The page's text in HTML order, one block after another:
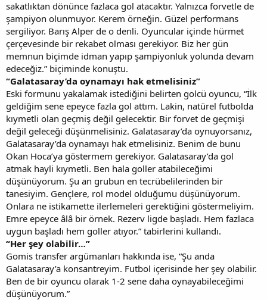
sakatlıktan dönünce fazlaca gol atacaktır. Yalnızca forvetle de
şampiyon olunmuyor. Kerem örneğin. Güzel performans
sergiliyor. Barış Alper de o denli. Oyuncular içinde hürmet
çerçevesinde bir rekabet olması gerekiyor. Biz her gün
memnun biçimde idman yapıp şampiyonluk yolunda devam
edeceğiz.” biçiminde konuştu.
“Galatasaray’da oynamayı hak etmelisiniz”
Eski formunu yakalamak istediğini belirten golcü oyuncu, “İlk
geldiğim sene epeyce fazla gol attım. Lakin, natürel futbolda
kıymetli olan geçmiş değil gelecektir. Bir forvet de geçmişi
değil geleceği düşünmelisiniz. Galatasaray’da oynuyorsanız,
Galatasaray’da oynamayı hak etmelisiniz. Benim de bunu
Okan Hoca’ya göstermem gerekiyor. Galatasaray’da gol
atmak hayli kıymetli. Ben hala goller atabileceğimi
düşünüyorum. Şu an grubun en tecrübelilerinden bir
tanesiyim. Gençlere, rol model olduğumu düşünüyorum.
Onlara ne istikamette ilerlemeleri gerektiğini göstermeliyim.
Emre epeyce âlâ bir örnek. Rezerv ligde başladı. Hem fazlaca
uygun başladı hem goller atıyor.” tabirlerini kullandı.
“Her şey olabilir…”
Gomis transfer argümanları hakkında ise, “Şu anda
Galatasaray’a konsantreyim. Futbol içerisinde her şey olabilir.
Ben de bir oyuncu olarak 1-2 sene daha oynayabileceğimi
düşünüyorum.”